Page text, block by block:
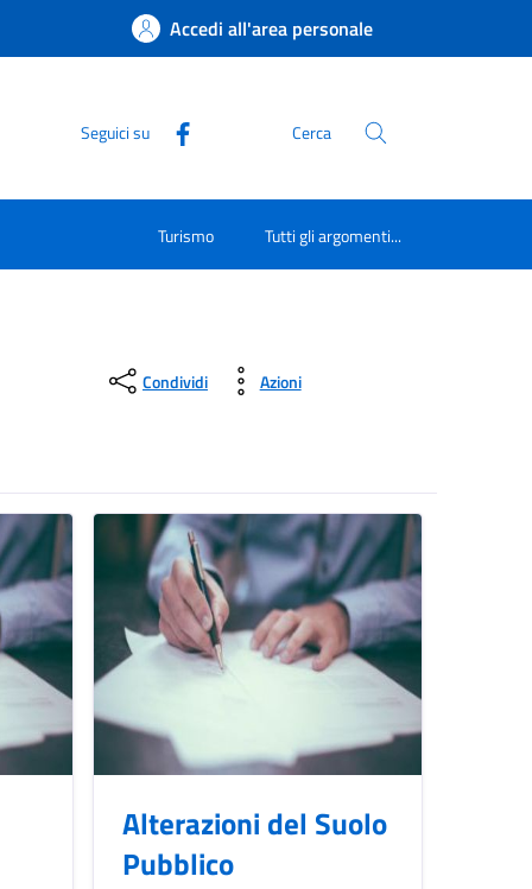
Accedi all'area personale
Seguici su Cerca
Turismo Tutti gli argomenti...
Condividi Azioni
Alterazioni del Suolo
Pubblico